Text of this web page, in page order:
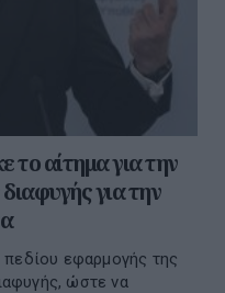
αίτημα για την
για την
πεδίου εφαρμογής της
ώστε να